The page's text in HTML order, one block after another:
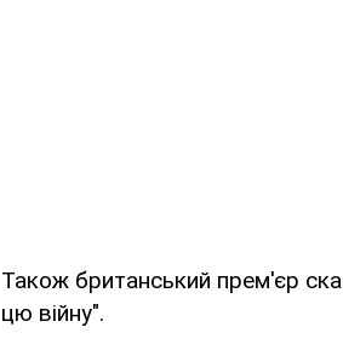
Також британський прем'єр
цю війну".